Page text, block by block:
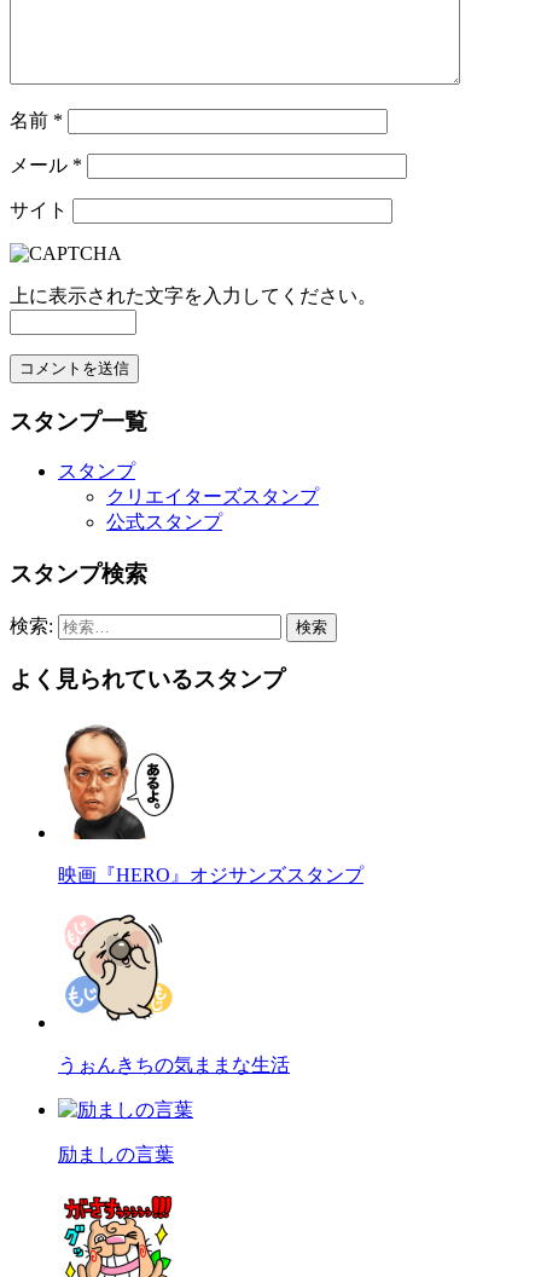
名前 *
メール *
サイト
上に表示された文字を入力してください。
スタンプ一覧
スタンプ
クリエイターズスタンプ
公式スタンプ
スタンプ検索
検索:
よく見られているスタンプ
映画『HERO』オジサンズスタンプ
うぉんきちの気ままな生活
励ましの言葉